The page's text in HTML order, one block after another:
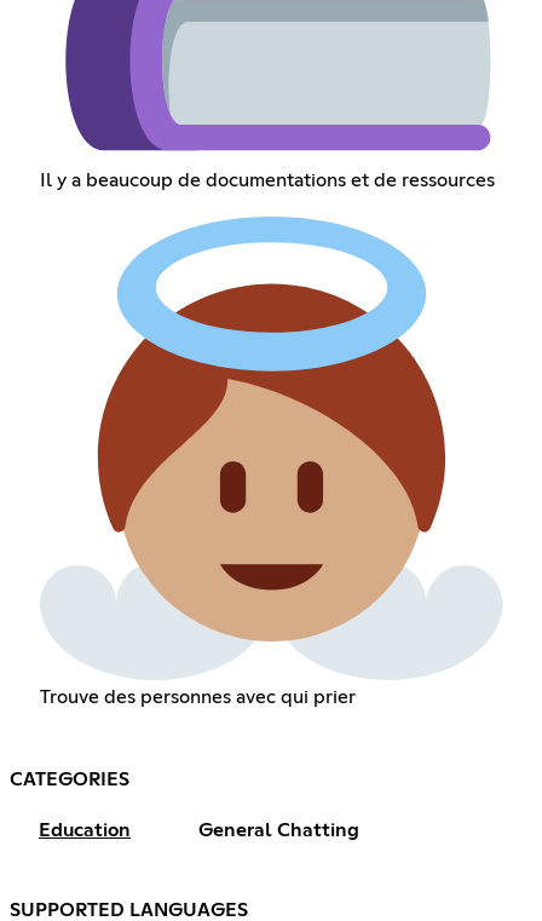
Il y a beaucoup de documentations et de ressources
Trouve des personnes avec qui prier
CATEGORIES
Education General Chatting
SUPPORTED LANGUAGES